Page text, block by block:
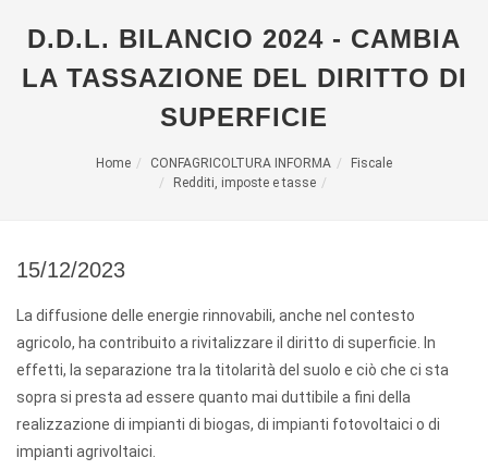
D.D.L. BILANCIO 2024 - CAMBIA
LA TASSAZIONE DEL DIRITTO DI
SUPERFICIE
Home CONFAGRICOLTURA INFORMA
Fiscale
Redditi, imposte e tasse
15/12/2023
La diffusione delle energie rinnovabili, anche nel contesto
agricolo, ha contribuito a rivitalizzare il diritto di superficie. In
effetti, la separazione tra la titolarità del suolo e ciò che ci sta
sopra si presta ad essere quanto mai duttibile a fini della
realizzazione di impianti di biogas, di impianti fotovoltaici o di
impianti agrivoltaici.